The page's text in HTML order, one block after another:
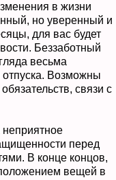
в жизни
но уверенный и
для вас будет
Беззаботный
весьма
Возможны
связи с
перед
В конце концов,
вещей в